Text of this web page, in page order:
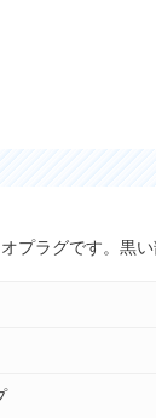
プラグです。黒